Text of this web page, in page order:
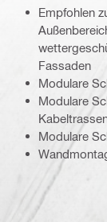
Empfohlen
Fassaden
Modulare
Modulare
Modulare